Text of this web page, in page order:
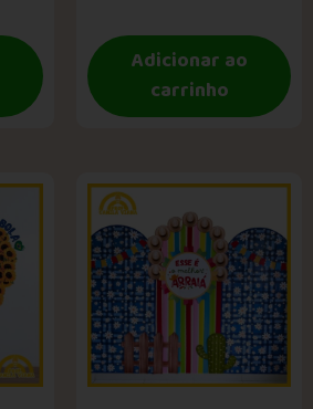
Adicionar ao
carrinho